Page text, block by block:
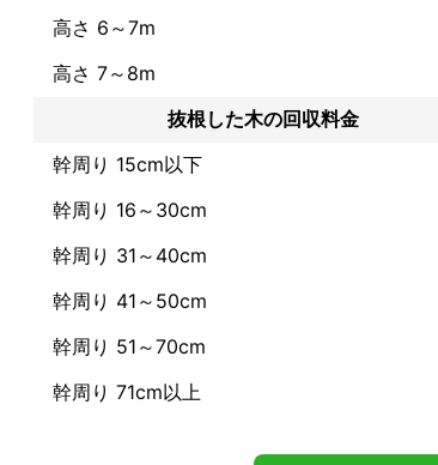
高さ 6～7m
高さ 7～8m
抜根した木の回収料金
幹周り 15cm以下
幹周り 16～30cm
幹周り 31～40cm
幹周り 41～50cm
幹周り 51～70cm
幹周り 71cm以上